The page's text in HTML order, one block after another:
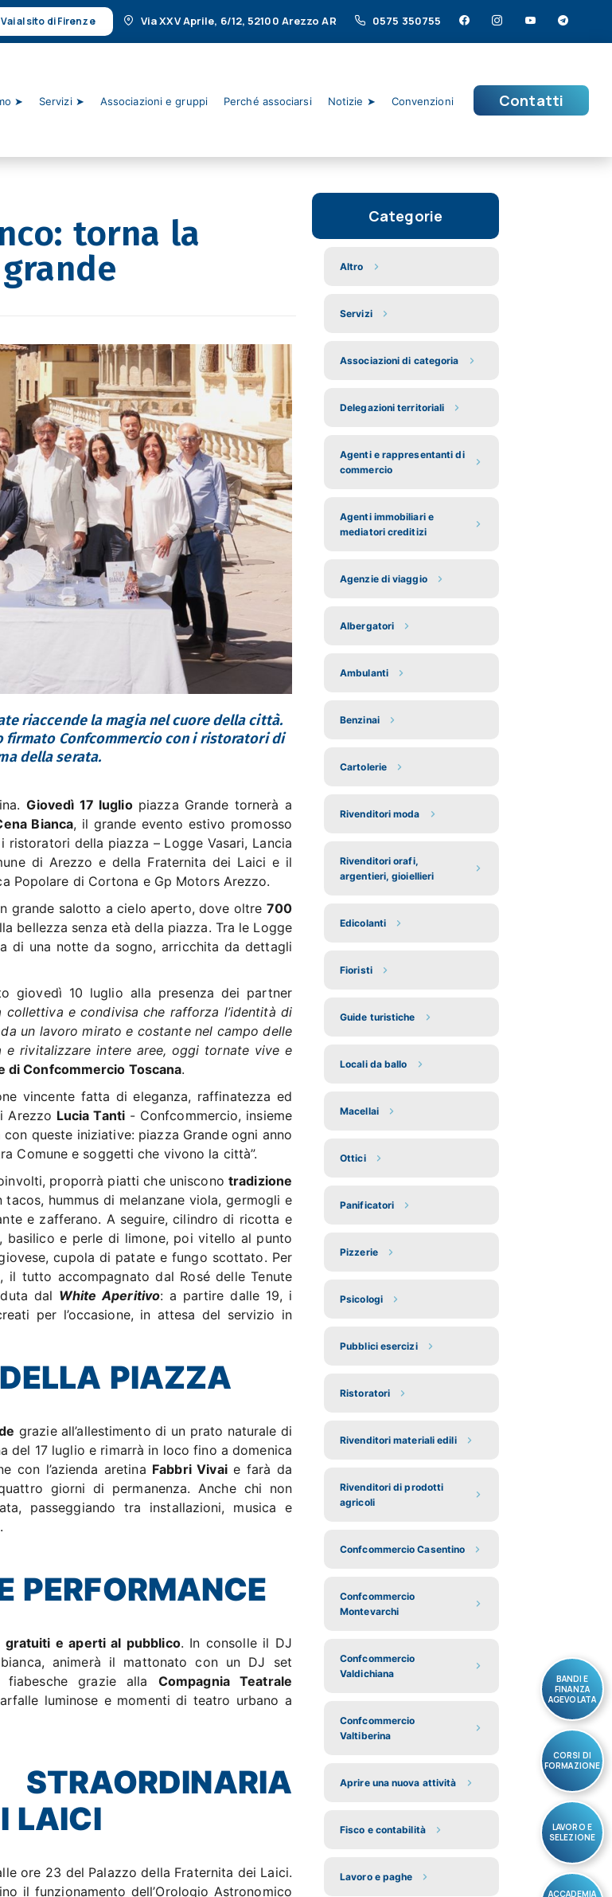
BANDI E
FINANZA
AGEVOLATA
CORSI DI
FORMAZIONE
LAVORO E
SELEZIONE
ACCADEMIA
Vai al sito di Firenze Via XXV Aprile, 6/12, 52100 Arezzo AR 0575 350755
➤ Servizi ➤ Associazioni e gruppi Perché associarsi Notizie ➤ Convenzioni Contatti
torna la
riaccende la magia nel cuore della città.
firmato Confcommercio con i ristoratori di
della serata.
Giovedì 17 lugliopiazza Grande tornerà a
Bianca, il grande evento estivo promosso
della piazza – Logge Vasari, Lancia
di Arezzo e della Fraternita dei Laici e il
Popolare di Cortona e Gp Motors Arezzo.
grande salotto a cielo aperto, dove oltre 700
bellezza senza età della piazza. Tra le Logge
di una notte da sogno, arricchita da dettagli
giovedì 10 luglio alla presenza dei partner
collettiva e condivisa che rafforza l’identità di
un lavoro mirato e costante nel campo delle
rivitalizzare intere aree, oggi tornate vive e
di Confcommercio Toscana.
vincente fatta di eleganza, raffinatezza ed
Arezzo Lucia Tanti- Confcommercio, insieme
queste iniziative: piazza Grande ogni anno
Comune e soggetti che vivono la città”.
proporrà piatti che uniscono tradizione
tacos, hummus di melanzane viola, germogli e
e zafferano. A seguire, cilindro di ricotta e
basilico e perle di limone, poi vitello al punto
cupola di patate e fungo scottato. Per
tutto accompagnato dal Rosé delle Tenute
dal White Aperitivo: a partire dalle 19, i
per l’occasione, in attesa del servizio in
PIAZZA
grazie all’allestimento di un prato naturale di
17 luglio e rimarrà in loco fino a domenica
con l’azienda aretina Fabbri Vivaie farà da
giorni di permanenza. Anche chi non
passeggiando tra installazioni, musica e
PERFORMANCE
gratuiti e aperti al pubblico. In consolle il DJ
animerà il mattonato con un DJ set
grazie alla Compagnia Teatrale
luminose e momenti di teatro urbano a
LAICI
ore 23 del Palazzo della Fraternita dei Laici.
il funzionamento dell’Orologio Astronomico
Categorie
Altro
Servizi
Associazioni di categoria
Delegazioni territoriali
Agenti e rappresentanti di
commercio
Agenti immobiliari e
mediatori creditizi
Agenzie di viaggio
Albergatori
Ambulanti
Benzinai
Cartolerie
Rivenditori moda
Rivenditori orafi,
argentieri, gioiellieri
Edicolanti
Fioristi
Guide turistiche
Locali da ballo
Macellai
Ottici
Panificatori
Pizzerie
Psicologi
Pubblici esercizi
Ristoratori
Rivenditori materiali edili
Rivenditori di prodotti
agricoli
Confcommercio Casentino
Confcommercio
Montevarchi
Confcommercio
Valdichiana
Confcommercio
Valtiberina
Aprire una nuova attività
Fisco e contabilità
Lavoro e paghe